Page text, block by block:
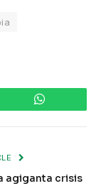
WhatsApp
agiganta crisis